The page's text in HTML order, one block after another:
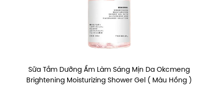
Sữa Tắm Dưỡng Ẩm Làm Sáng Mịn Da Okcmeng
Brightening Moisturizing Shower Gel ( Màu Hồng )